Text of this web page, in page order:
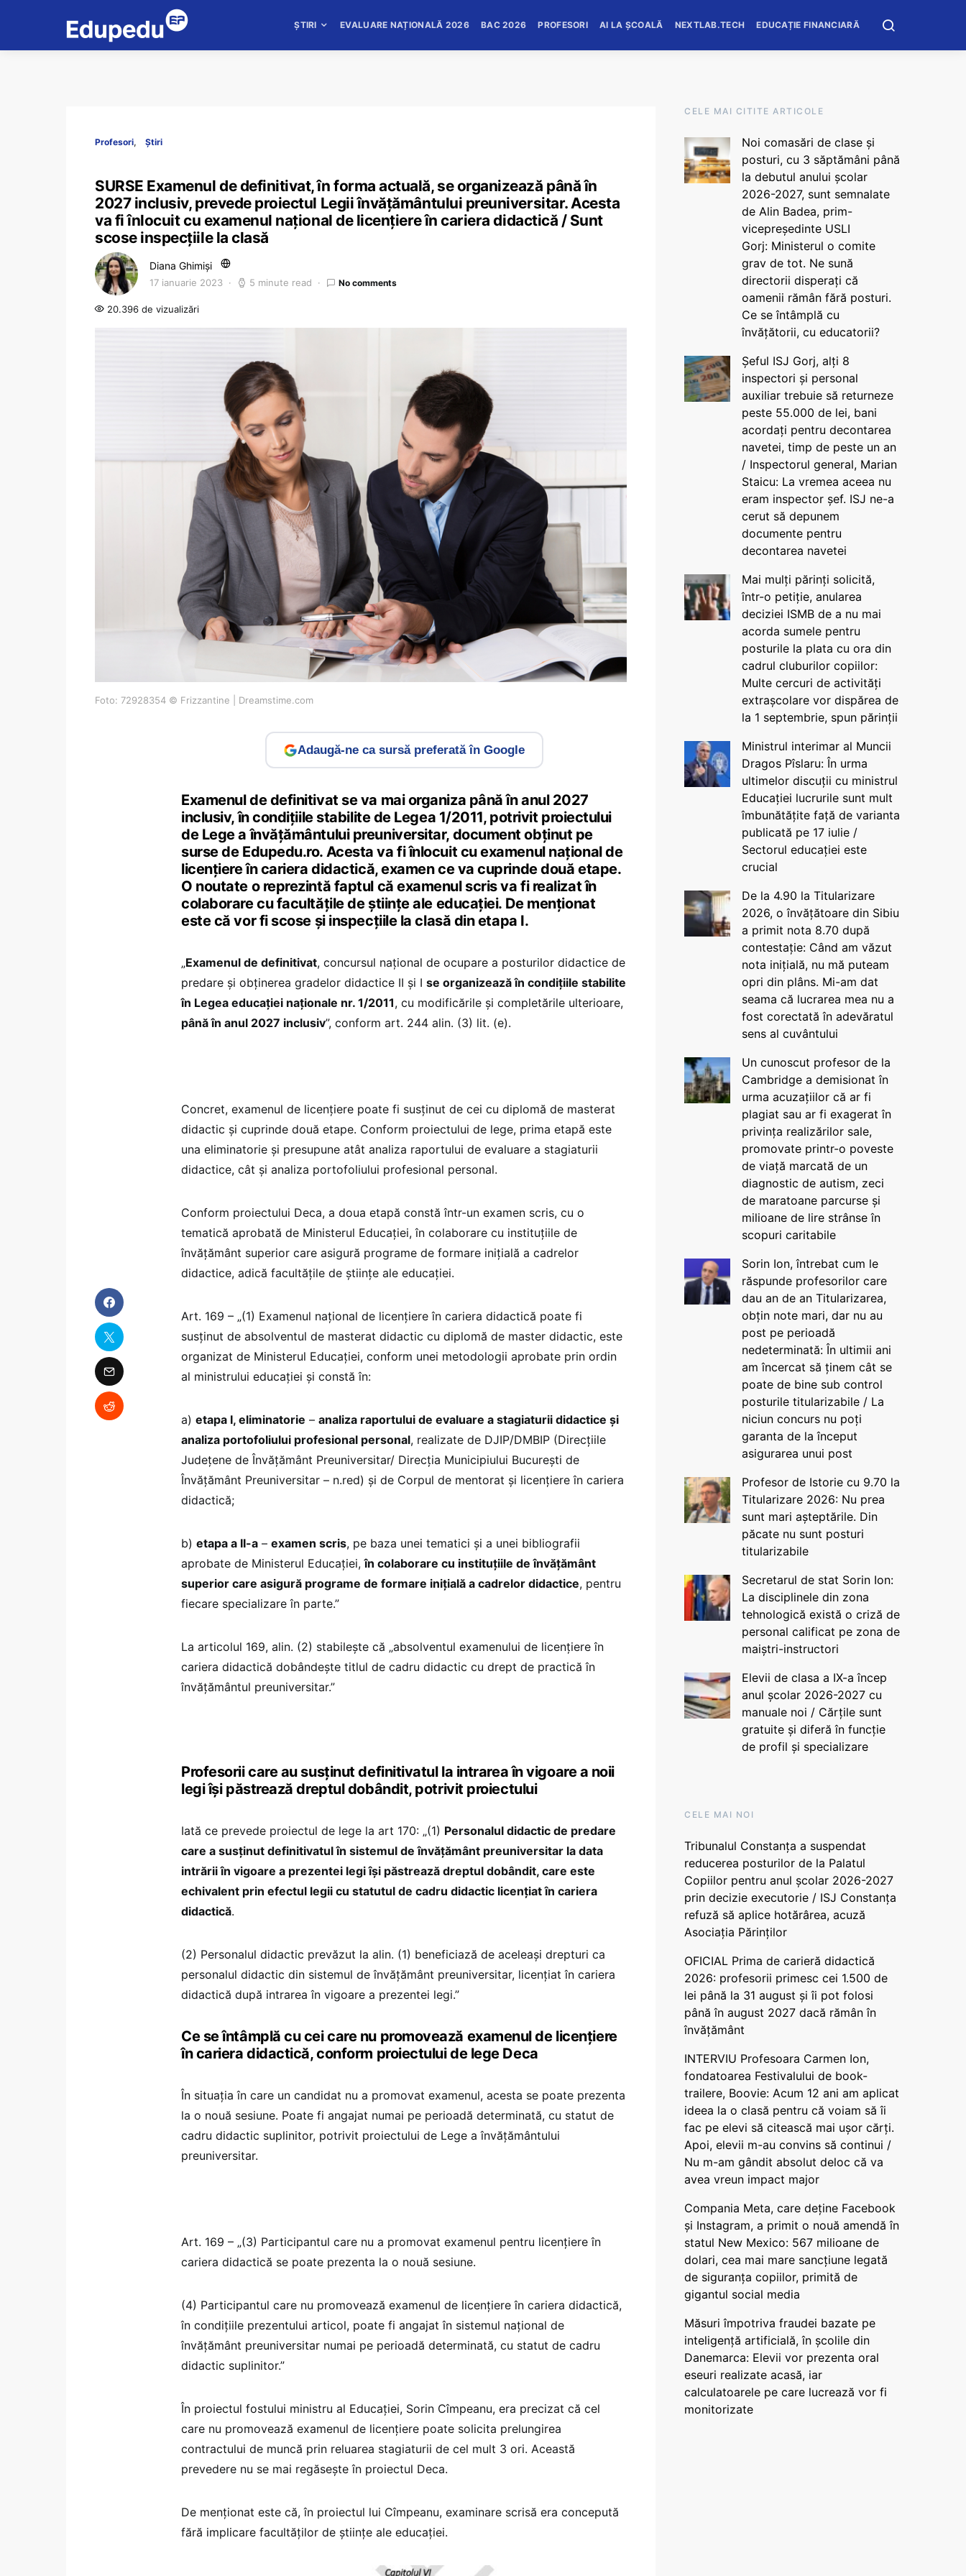
ȘTIRI EVALUARE NAȚIONALĂ 2026 BAC 2026 PROFESORI AI LA ȘCOALĂ NEXTLAB.TECH EDUCAȚIE FINANCIARĂ
Profesori Știri
SURSE Examenul de definitivat, în forma actuală, se organizează până în
2027 inclusiv, prevede proiectul Legii învățământului preuniversitar. Acesta
va fi înlocuit cu examenul național de licențiere în cariera didactică / Sunt
scose inspecțiile la clasă
Diana Ghimiși
17 ianuarie 2023 5 minute read No comments
20.396 de vizualizări
Foto: 72928354 © Frizzantine | Dreamstime.com
Adaugă-ne ca sursă preferată în Google
Examenul de definitivat se va mai organiza până în anul 2027
inclusiv, în condițiile stabilite de Legea 1/2011, potrivit proiectului
de Lege a învățământului preuniversitar, document obținut pe
surse de Edupedu.ro. Acesta va fi înlocuit cu examenul național de
licențiere în cariera didactică, examen ce va cuprinde două etape.
O noutate o reprezintă faptul că examenul scris va fi realizat în
colaborare cu facultățile de științe ale educației. De menționat
este că vor fi scose și inspecțiile la clasă din etapa I.
„Examenul de definitivat, concursul naţional de ocupare a posturilor didactice de
predare şi obţinerea gradelor didactice II şi I se organizează în condiţiile stabilite
în Legea educaţiei naţionale nr. 1/2011, cu modificările şi completările ulterioare,
până în anul 2027 inclusiv”, conform art. 244 alin. (3) lit. (e).
Concret, examenul de licențiere poate fi susținut de cei cu diplomă de masterat
didactic și cuprinde două etape. Conform proiectului de lege, prima etapă este
una eliminatorie și presupune atât analiza raportului de evaluare a stagiaturii
didactice, cât și analiza portofoliului profesional personal.
Conform proiectului Deca, a doua etapă constă într-un examen scris, cu o
tematică aprobată de Ministerul Educației, în colaborare cu instituțiile de
învăţământ superior care asigură programe de formare iniţială a cadrelor
didactice, adică facultățile de științe ale educației.
Art. 169 – „(1) Examenul naţional de licenţiere în cariera didactică poate fi
susţinut de absolventul de masterat didactic cu diplomă de master didactic, este
organizat de Ministerul Educaţiei, conform unei metodologii aprobate prin ordin
al ministrului educaţiei şi constă în:
a) etapa I, eliminatorie – analiza raportului de evaluare a stagiaturii didactice şi
analiza portofoliului profesional personal, realizate de DJIP/DMBIP (Direcţiile
Judeţene de Învăţământ Preuniversitar/ Direcţia Municipiului Bucureşti de
Învăţământ Preuniversitar – n.red) şi de Corpul de mentorat şi licenţiere în cariera
didactică;
b) etapa a II-a – examen scris, pe baza unei tematici şi a unei bibliografii
aprobate de Ministerul Educaţiei,în colaborare cu instituţiile de învăţământ
superior care asigură programe de formare iniţială a cadrelor didactice, pentru
fiecare specializare în parte.”
La articolul 169, alin. (2) stabilește că „absolventul examenului de licenţiere în
cariera didactică dobândeşte titlul de cadru didactic cu drept de practică în
învăţământul preuniversitar.”
Profesorii care au susținut definitivatul la intrarea în vigoare a noii
legi își păstrează dreptul dobândit, potrivit proiectului
Iată ce prevede proiectul de lege la art 170: „(1) Personalul didactic de predare
care a susţinut definitivatul în sistemul de învăţământ preuniversitar la data
intrării în vigoare a prezentei legi îşi păstrează dreptul dobândit, care este
echivalent prin efectul legii cu statutul de cadru didactic licenţiat în cariera
didactică.
(2) Personalul didactic prevăzut la alin. (1) beneficiază de aceleaşi drepturi ca
personalul didactic din sistemul de învăţământ preuniversitar, licenţiat în cariera
didactică după intrarea în vigoare a prezentei legi.”
Ce se întâmplă cu cei care nu promovează examenul de licențiere
în cariera didactică, conform proiectului de lege Deca
În situația în care un candidat nu a promovat examenul, acesta se poate prezenta
la o nouă sesiune. Poate fi angajat numai pe perioadă determinată, cu statut de
cadru didactic suplinitor, potrivit proiectului de Lege a învățământului
preuniversitar.
Art. 169 – „(3) Participantul care nu a promovat examenul pentru licenţiere în
cariera didactică se poate prezenta la o nouă sesiune.
(4) Participantul care nu promovează examenul de licenţiere în cariera didactică,
în condiţiile prezentului articol, poate fi angajat în sistemul naţional de
învăţământ preuniversitar numai pe perioadă determinată, cu statut de cadru
didactic suplinitor.”
În proiectul fostului ministru al Educației, Sorin Cîmpeanu, era precizat că cel
care nu promovează examenul de licențiere poate solicita prelungirea
contractului de muncă prin reluarea stagiaturii de cel mult 3 ori. Această
prevedere nu se mai regăsește în proiectul Deca.
De menționat este că, în proiectul lui Cîmpeanu, examinare scrisă era concepută
fără implicare facultăților de științe ale educației.
CELE MAI CITITE ARTICOLE
Noi comasări de clase și
posturi, cu 3 săptămâni până
la debutul anului școlar
2026-2027, sunt semnalate
de Alin Badea, prim-
vicepreședinte USLI
Gorj: Ministerul o comite
grav de tot. Ne sună
directorii disperați că
oamenii rămân fără posturi.
Ce se întâmplă cu
învățătorii, cu educatorii?
Șeful ISJ Gorj, alți 8
inspectori și personal
auxiliar trebuie să returneze
peste 55.000 de lei, bani
acordați pentru decontarea
navetei, timp de peste un an
/ Inspectorul general, Marian
Staicu: La vremea aceea nu
eram inspector șef. ISJ ne-a
cerut să depunem
documente pentru
decontarea navetei
Mai mulți părinți solicită,
într-o petiție, anularea
deciziei ISMB de a nu mai
acorda sumele pentru
posturile la plata cu ora din
cadrul cluburilor copiilor:
Multe cercuri de activități
extrașcolare vor dispărea de
la 1 septembrie, spun părinții
Ministrul interimar al Muncii
Dragos Pîslaru: În urma
ultimelor discuții cu ministrul
Educației lucrurile sunt mult
îmbunătățite față de varianta
publicată pe 17 iulie /
Sectorul educației este
crucial
De la 4.90 la Titularizare
2026, o învățătoare din Sibiu
a primit nota 8.70 după
contestație: Când am văzut
nota inițială, nu mă puteam
opri din plâns. Mi-am dat
seama că lucrarea mea nu a
fost corectată în adevăratul
sens al cuvântului
Un cunoscut profesor de la
Cambridge a demisionat în
urma acuzațiilor că ar fi
plagiat sau ar fi exagerat în
privința realizărilor sale,
promovate printr-o poveste
de viață marcată de un
diagnostic de autism, zeci
de maratoane parcurse și
milioane de lire strânse în
scopuri caritabile
Sorin Ion, întrebat cum le
răspunde profesorilor care
dau an de an Titularizarea,
obțin note mari, dar nu au
post pe perioadă
nedeterminată: În ultimii ani
am încercat să ținem cât se
poate de bine sub control
posturile titularizabile / La
niciun concurs nu poți
garanta de la început
asigurarea unui post
Profesor de Istorie cu 9.70 la
Titularizare 2026: Nu prea
sunt mari așteptările. Din
păcate nu sunt posturi
titularizabile
Secretarul de stat Sorin Ion:
La disciplinele din zona
tehnologică există o criză de
personal calificat pe zona de
maiștri-instructori
Elevii de clasa a IX-a încep
anul școlar 2026-2027 cu
manuale noi / Cărțile sunt
gratuite și diferă în funcție
de profil și specializare
CELE MAI NOI
Tribunalul Constanța a suspendat
reducerea posturilor de la Palatul
Copiilor pentru anul școlar 2026-2027
prin decizie executorie / ISJ Constanța
refuză să aplice hotărârea, acuză
Asociația Părinților
OFICIAL Prima de carieră didactică
2026: profesorii primesc cei 1.500 de
lei până la 31 august și îi pot folosi
până în august 2027 dacă rămân în
învățământ
INTERVIU Profesoara Carmen Ion,
fondatoarea Festivalului de book-
trailere, Boovie: Acum 12 ani am aplicat
ideea la o clasă pentru că voiam să îi
fac pe elevi să citească mai ușor cărți.
Apoi, elevii m-au convins să continui /
Nu m-am gândit absolut deloc că va
avea vreun impact major
Compania Meta, care deține Facebook
și Instagram, a primit o nouă amendă în
statul New Mexico: 567 milioane de
dolari, cea mai mare sancțiune legată
de siguranța copiilor, primită de
gigantul social media
Măsuri împotriva fraudei bazate pe
inteligență artificială, în școlile din
Danemarca: Elevii vor prezenta oral
eseuri realizate acasă, iar
calculatoarele pe care lucrează vor fi
monitorizate